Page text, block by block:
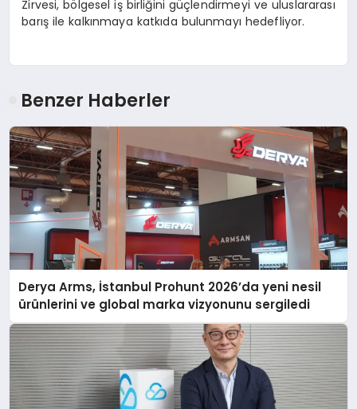
Zirvesi, bölgesel iş birliğini güçlendirmeyi ve uluslararası
barış ile kalkınmaya katkıda bulunmayı hedefliyor.
Benzer Haberler
Derya Arms, İstanbul Prohunt 2026’da yeni nesil
ürünlerini ve global marka vizyonunu sergiledi